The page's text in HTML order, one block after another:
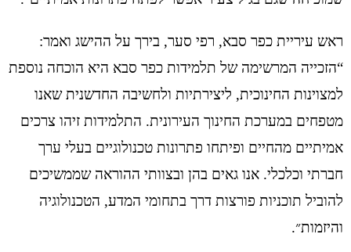
ראש עיריית כפר סבא, רפי סער, בירך על ההישג ואמר:
“הזכייה המרשימה של תלמידות כפר סבא היא הוכחה נוספת
למצוינות החינוכית, ליצירתיות ולחשיבה החדשנית שאנו
מטפחים במערכת החינוך העירונית. התלמידות זיהו צרכים
אמיתיים מהחיים ופיתחו פתרונות טכנולוגיים בעלי ערך
חברתי וכלכלי. אנו גאים בהן ובצוותי ההוראה שממשיכים
להוביל תוכניות פורצות דרך בתחומי המדע, הטכנולוגיה
והיזמות״.